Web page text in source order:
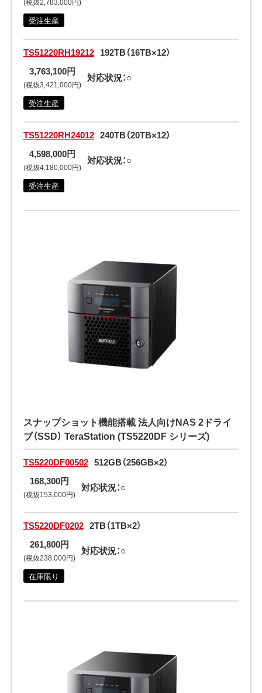
受注生産
TS51220RH19212 192TB（16TB×12）
3,763,100円
(税抜3,421,000円)
対応状況：○
受注生産
TS51220RH24012 240TB（20TB×12）
4,598,000円
(税抜4,180,000円)
対応状況：○
受注生産
スナップショット機能搭載 法人向けNAS 2ドライ
ブ（SSD） TeraStation (TS5220DF シリーズ)
TS5220DF00502 512GB（256GB×2）
168,300円
(税抜153,000円)
対応状況：○
TS5220DF0202 2TB（1TB×2）
261,800円
(税抜238,000円)
対応状況：○
在庫限り